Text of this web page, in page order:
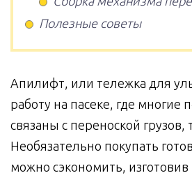
Полезные советы
Апилифт, или тележка для
работу на пасеке, где многие
связаны с переноской грузов,
Необязательно покупать
можно сэкономить, изготовив